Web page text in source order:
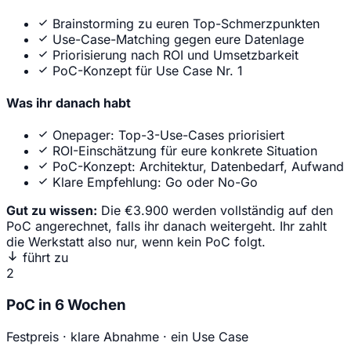
Brainstorming zu euren Top-Schmerzpunkten
Use-Case-Matching gegen eure Datenlage
Priorisierung nach ROI und Umsetzbarkeit
PoC-Konzept für Use Case Nr. 1
Was ihr danach habt
Onepager: Top-3-Use-Cases priorisiert
ROI-Einschätzung für eure konkrete Situation
PoC-Konzept: Architektur, Datenbedarf, Aufwand
Klare Empfehlung: Go oder No-Go
Gut zu wissen: Die €3.900 werden vollständig auf den
PoC angerechnet, falls ihr danach weitergeht. Ihr zahlt
die Werkstatt also nur, wenn kein PoC folgt.
führt zu
2
PoC in 6 Wochen
Festpreis · klare Abnahme · ein Use Case